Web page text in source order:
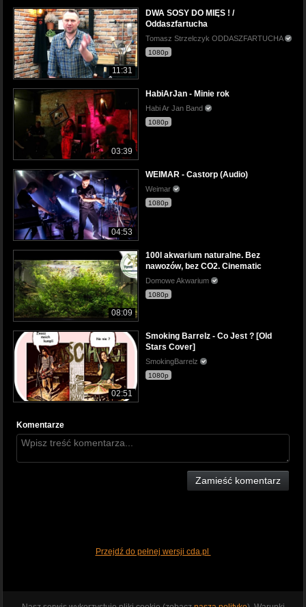
11:31
DWA SOSY DO MIĘS ! /
Oddaszfartucha
Tomasz Strzelczyk ODDASZFARTUCHA
1080p
03:39
HabiArJan - Minie rok
Habi Ar Jan Band
1080p
04:53
WEIMAR - Castorp (Audio)
Weimar
1080p
08:09
100l akwarium naturalne. Bez
nawozów, bez CO2. Cinematic
Domowe Akwarium
1080p
02:51
Smoking Barrelz - Co Jest ? [Old
Stars Cover]
SmokingBarrelz
1080p
Komentarze
Zamieść komentarz
Przejdź do pełnej wersji cda.pl